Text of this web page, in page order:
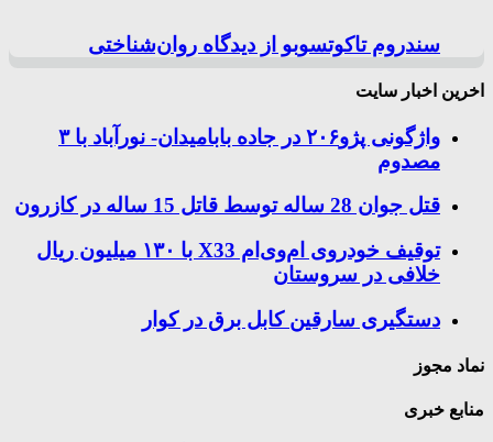
سندروم تاکوتسوبو از دیدگاه روان‌شناختی
اخرین اخبار سایت
واژگونی پژو۲۰۶ در جاده بابامیدان- نورآباد با ۳
مصدوم
قتل جوان 28 ساله توسط قاتل 15 ساله در کازرون
توقیف خودروی ام‌وی‌ام X33 با ۱۳۰ میلیون ریال
خلافی در سروستان
دستگیری سارقین کابل برق در کوار
نماد مجوز
منابع خبری